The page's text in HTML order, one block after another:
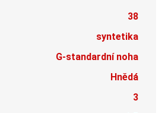
38
syntetika
G-standardní noha
Hnědá
3